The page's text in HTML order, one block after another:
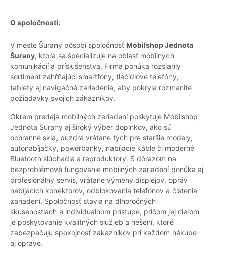
O spoločnosti:
V meste Šurany pôsobí spoločnosť Mobilshop Jednota
Šurany, ktorá sa špecializuje na oblasť mobilných
komunikácií a príslušenstva. Firma ponúka rozsiahly
sortiment zahŕňajúci smartfóny, tlačidlové telefóny,
tablety aj navigačné zariadenia, aby pokryla rozmanité
požiadavky svojich zákazníkov.
Okrem predaja mobilných zariadení poskytuje Mobilshop
Jednota Šurany aj široký výber doplnkov, ako sú
ochranné sklá, puzdrá vrátane tých pre staršie modely,
autonabíjačky, powerbanky, nabíjacie káble či moderné
Bluetooth slúchadlá a reproduktory. S dôrazom na
bezproblémové fungovanie mobilných zariadení ponúka aj
profesionálny servis, vrátane výmeny displejov, opráv
nabíjacích konektorov, odblokovania telefónov a čistenia
zariadení. Spoločnosť stavia na dlhoročných
skúsenostiach a individuálnom prístupe, pričom jej cieľom
je poskytovanie kvalitných služieb a riešení, ktoré
zabezpečujú spokojnosť zákazníkov pri každom nákupe
aj oprave.